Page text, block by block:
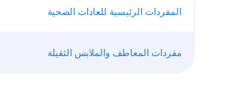
المفردات الرئيسية للعادات الصحية
مفردات المعاطف والملابس الثقيلة